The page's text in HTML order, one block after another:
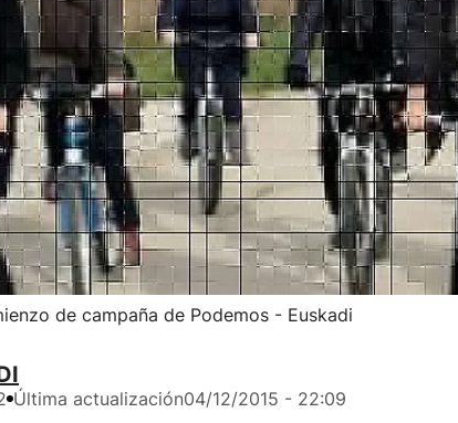
de campaña de Podemos - Euskadi
Última actualización04/12/2015 - 22:09